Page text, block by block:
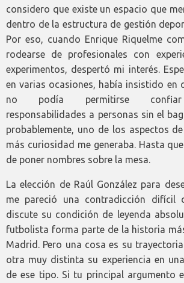
considero que existe un espacio que
dentro de la estructura de gestión
Por eso, cuando Enrique Riquelme
rodearse de profesionales con
experimentos, despertó mi interés.
en varias ocasiones, había insistido en
no podía permitirse confiar
responsabilidades a personas sin el
probablemente, uno de los aspectos
más curiosidad me generaba. Hasta
de poner nombres sobre la mesa.
La elección de Raúl González para
me pareció una contradicción difícil
discute su condición de leyenda
futbolista forma parte de la historia
Madrid. Pero una cosa es su
otra muy distinta su experiencia en
de ese tipo. Si tu principal argumento